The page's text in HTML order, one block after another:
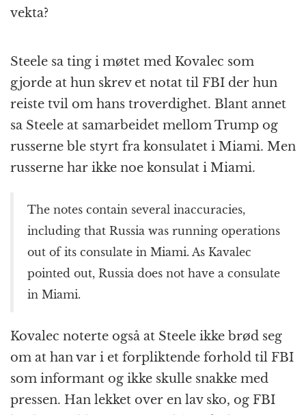
vekta?
Steele sa ting i møtet med Kovalec som
gjorde at hun skrev et notat til FBI der hun
reiste tvil om hans troverdighet. Blant annet
sa Steele at samarbeidet mellom Trump og
russerne ble styrt fra konsulatet i Miami. Men
russerne har ikke noe konsulat i Miami.
The notes contain several inaccuracies,
including that Russia was running operations
out of its consulate in Miami. As Kavalec
pointed out, Russia does not have a consulate
in Miami.
Kovalec noterte også at Steele ikke brød seg
om at han var i et forpliktende forhold til FBI
som informant og ikke skulle snakke med
pressen. Han lekket over en lav sko, og FBI